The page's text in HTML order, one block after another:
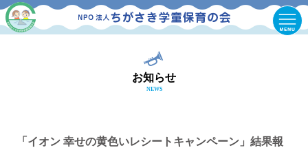
お知らせ
NEWS
「イオン 幸せの黄色いレシートキャンペーン」結果報